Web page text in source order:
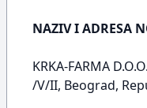
NAZIV I ADRESA
KRKA-FARMA
/V/II, Beograd,